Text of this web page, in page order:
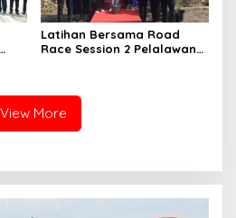
Latihan Bersama Road
Race Session 2 Pelalawan
dan Gerakkan Ekonomi
UMKM
View More